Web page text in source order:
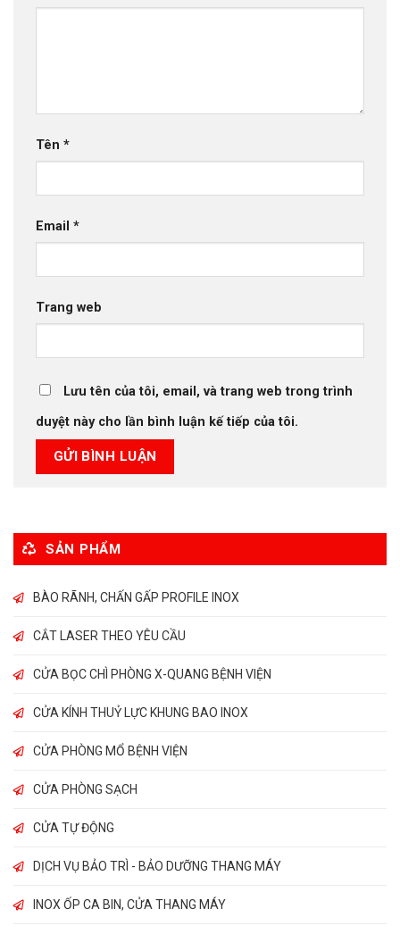
Tên *
Email *
Trang web
Lưu tên của tôi, email, và trang web trong trình
duyệt này cho lần bình luận kế tiếp của tôi.
SẢN PHẨM
BÀO RÃNH, CHẤN GẤP PROFILE INOX
CẮT LASER THEO YÊU CẦU
CỬA BỌC CHÌ PHÒNG X-QUANG BỆNH VIỆN
CỬA KÍNH THUỶ LỰC KHUNG BAO INOX
CỬA PHÒNG MỔ BỆNH VIỆN
CỬA PHÒNG SẠCH
CỬA TỰ ĐỘNG
DỊCH VỤ BẢO TRÌ - BẢO DƯỠNG THANG MÁY
INOX ỐP CA BIN, CỬA THANG MÁY